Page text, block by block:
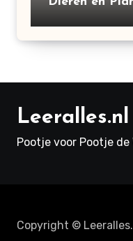
Leeralles.nl
Pootje voor Pootje de
Copyright ©